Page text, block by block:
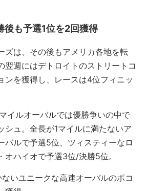
も予選1位を2回獲得
は、その後もアメリカ各地を転
翌週にはデトロイトのストリートコ
ンを獲得し、レースは4位フィニッ
イルオーバルでは優勝争いの中で
シュ。全長が1マイルに満たないア
バルで予選5位、ツィスティーなロ
オハイオで予選3位/決勝5位。
いユニークな高速オーバルのポコ